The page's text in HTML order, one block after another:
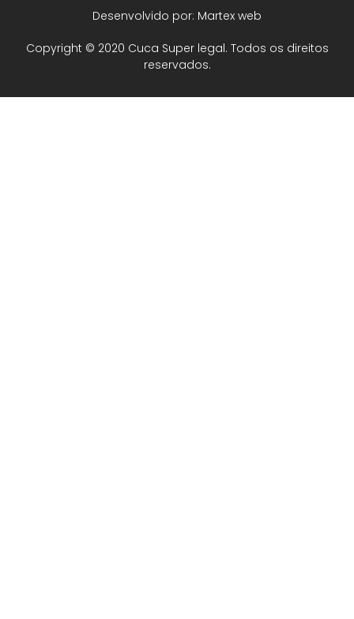
Copyright © 2020 Cuca Super legal. Todos os direitos
reservados.
Desenvolvido por: Martex web